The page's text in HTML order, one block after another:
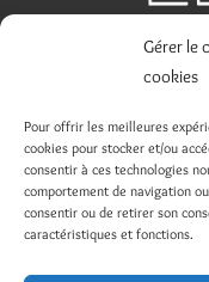
Gérer le
cookies
Pour offrir les meilleures
cookies pour stocker et/ou
consentir à ces technologies
comportement de navigation
consentir ou de retirer son
caractéristiques et fonctions.
Inventaires
réservation
de